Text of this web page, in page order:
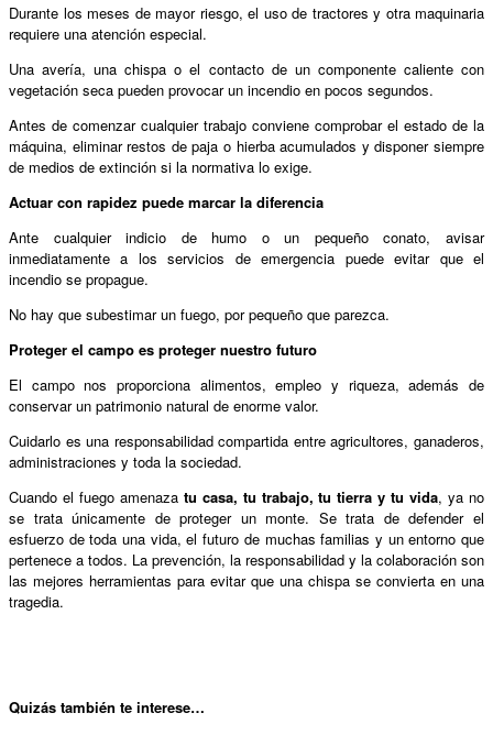
Durante los meses de mayor riesgo, el uso de tractores y otra maquinaria
requiere una atención especial.
Una avería, una chispa o el contacto de un componente caliente con
vegetación seca pueden provocar un incendio en pocos segundos.
Antes de comenzar cualquier trabajo conviene comprobar el estado de la
máquina, eliminar restos de paja o hierba acumulados y disponer siempre
de medios de extinción si la normativa lo exige.
Actuar con rapidez puede marcar la diferencia
Ante cualquier indicio de humo o un pequeño conato, avisar
inmediatamente a los servicios de emergencia puede evitar que el
incendio se propague.
No hay que subestimar un fuego, por pequeño que parezca.
Proteger el campo es proteger nuestro futuro
El campo nos proporciona alimentos, empleo y riqueza, además de
conservar un patrimonio natural de enorme valor.
Cuidarlo es una responsabilidad compartida entre agricultores, ganaderos,
administraciones y toda la sociedad.
Cuando el fuego amenaza tu casa, tu trabajo, tu tierra y tu vida, ya no
se trata únicamente de proteger un monte. Se trata de defender el
esfuerzo de toda una vida, el futuro de muchas familias y un entorno que
pertenece a todos. La prevención, la responsabilidad y la colaboración son
las mejores herramientas para evitar que una chispa se convierta en una
tragedia.
Quizás también te interese…